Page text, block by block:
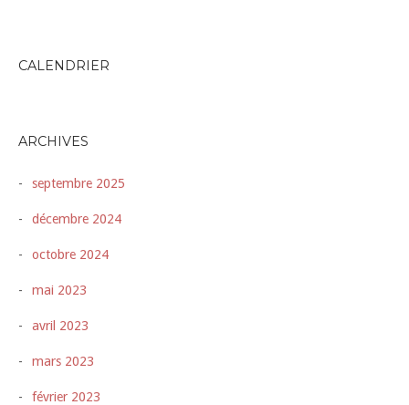
CALENDRIER
ARCHIVES
septembre 2025
décembre 2024
octobre 2024
mai 2023
avril 2023
mars 2023
février 2023